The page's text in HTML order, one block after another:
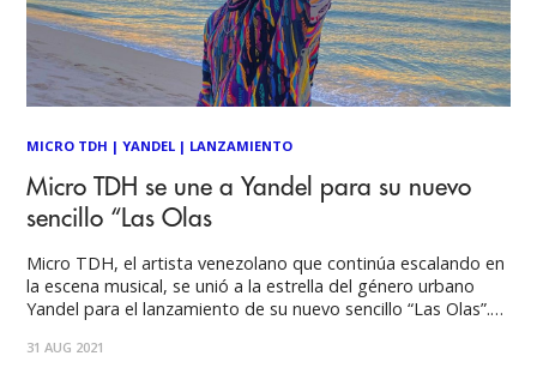
MICRO TDH |YANDEL | LANZAMIENTO
Micro TDH se une a Yandel para su nuevo
sencillo “Las Olas
Micro TDH, el artista venezolano que continúa escalando en
la escena musical, se unió a la estrella del género urbano
Yandel para el lanzamiento de su nuevo sencillo “Las Olas”.
llevar un sonido único, ha colaborado con otros
31 AUG 2021